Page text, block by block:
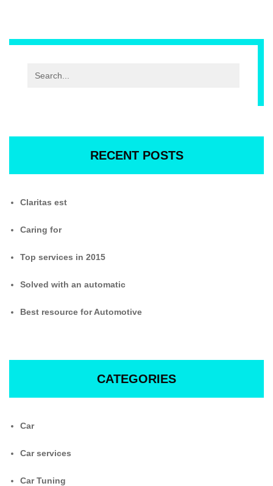
RECENT POSTS
Claritas est
Caring for
Top services in 2015
Solved with an automatic
Best resource for Automotive
CATEGORIES
Car
Car services
Car Tuning